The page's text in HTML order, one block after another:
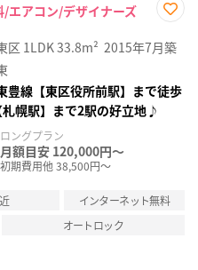
エアコン/デザイナーズ
に入
り登
区 1LDK33.8m² 2015年7月築
豊線【東区役所前駅】まで徒歩
幌駅】まで2駅の好立地♪
ロングプラン
月額目安 120,000円～
初期費用他 38,500円～
インターネット無料
オートロック